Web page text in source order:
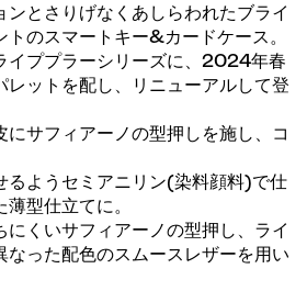
ンとさりげなくあしらわれたブライ
トのスマートキー&カードケース。
イププラーシリーズに、2024年春
レットを配し、リニューアルして登
にサフィアーノの型押しを施し、コ
るようセミアニリン(染料顔料)で仕
型仕立てに。
くいサフィアーノの型押し、ライ
なった配色のスムースレザーを用い